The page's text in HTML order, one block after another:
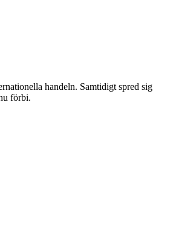
handeln. Samtidigt spred sig
förbi.